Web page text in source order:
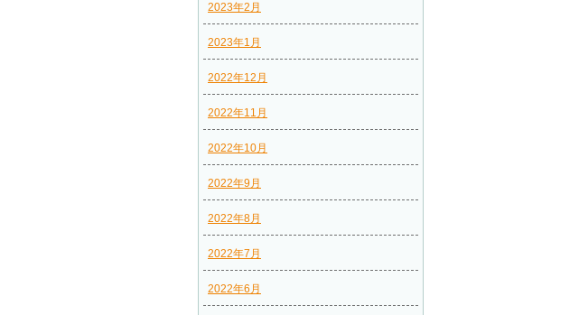
2023年2月
2023年1月
2022年12月
2022年11月
2022年10月
2022年9月
2022年8月
2022年7月
2022年6月